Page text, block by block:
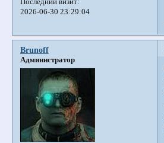
Последний визит:
2026-06-30 23:29:04
Brunoff
Администратор